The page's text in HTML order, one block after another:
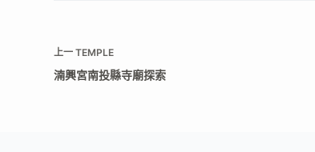
上一TEMPLE
湳興宮南投縣寺廟探索